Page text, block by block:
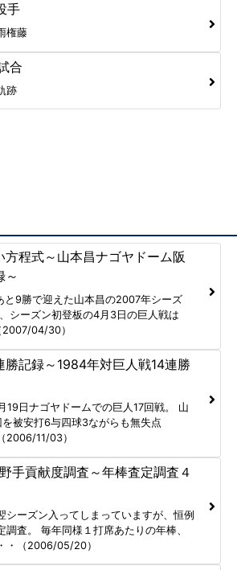
手
権藤
合
跡
方程式～山本昌ナゴヤドーム阪
～
と9勝で迎えた山本昌の2007年シーズ
シーズン初登板の4月3日の巨人戦は
04/30）
勝記録～1984年対巨人戦14連勝
19日ナゴヤドームでの巨人17回戦。 山
被安打6与四球3ながらも無失点
2006/11/03）
手貢献度調査～年棒査定調査４
シーズン入ってしまっていますが、恒例
調査。 毎年同様１打席あたりの年棒、
・（2006/05/20）